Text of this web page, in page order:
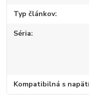
Typ článkov
Séria
Kompatibilná s